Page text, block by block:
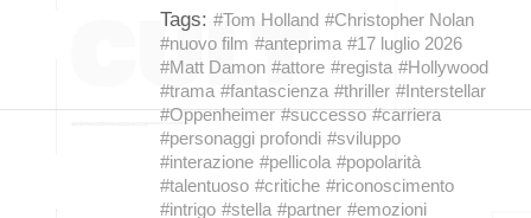
Tags: #Tom Holland #Christopher Nolan
#nuovo film #anteprima #17 luglio 2026
#Matt Damon #attore #regista #Hollywood
#trama #fantascienza #thriller #Interstellar
#Oppenheimer #successo #carriera
#personaggi profondi #sviluppo
#interazione #pellicola #popolarità
#talentuoso #critiche #riconoscimento
#intrigo #stella #partner #emozioni